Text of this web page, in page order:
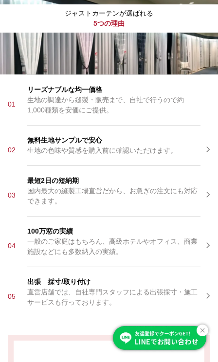
ジャストカーテンが選ばれる
5つの理由
01
リーズナブルな均一価格
生地の調達から縫製・販売まで、自社で行うので約
1,000種類を安価にご提供。
02
無料生地サンプルで安心
生地の色味や質感を購入前に確認いただけます。
03
最短2日の短納期
国内最大の縫製工場直営だから、お急ぎの注文にも対応
できます。
04
100万窓の実績
一般のご家庭はもちろん、高級ホテルやオフィス、商業
施設などにも多数納入の実績。
05
出張 採寸/取り付け
直営店舗では、自社専門スタッフによる出張採寸・施工
サービスも行っております。